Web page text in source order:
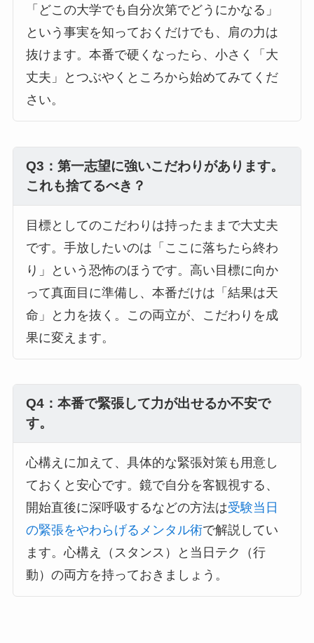
「どこの大学でも自分次第でどうにかなる」
という事実を知っておくだけでも、肩の力は
抜けます。本番で硬くなったら、小さく「大
丈夫」とつぶやくところから始めてみてくだ
さい。
Q3：第一志望に強いこだわりがあります。
これも捨てるべき？
目標としてのこだわりは持ったままで大丈夫
です。手放したいのは「ここに落ちたら終わ
り」という恐怖のほうです。高い目標に向か
って真面目に準備し、本番だけは「結果は天
命」と力を抜く。この両立が、こだわりを成
果に変えます。
Q4：本番で緊張して力が出せるか不安で
す。
心構えに加えて、具体的な緊張対策も用意し
ておくと安心です。鏡で自分を客観視する、
開始直後に深呼吸するなどの方法は受験当日
の緊張をやわらげるメンタル術で解説してい
ます。心構え（スタンス）と当日テク（行
動）の両方を持っておきましょう。